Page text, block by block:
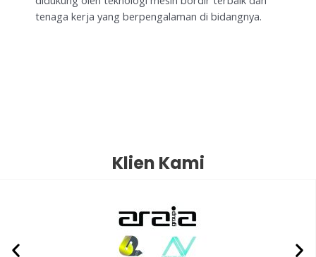
tenaga kerja yang berpengalaman di bidangnya.
Klien Kami